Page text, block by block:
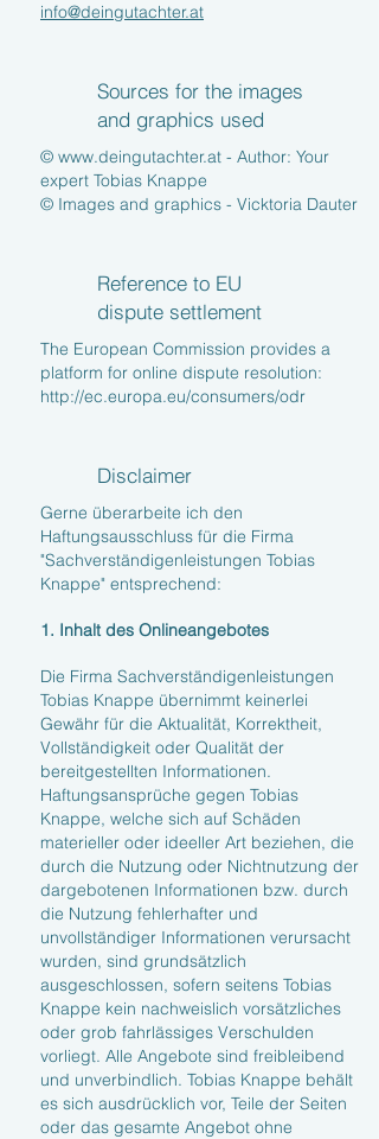
info@deingutachter.at
Sources for the images
and graphics used
© www.deingutachter.at - Author: Your
expert Tobias Knappe
© Images and graphics - Vicktoria Dauter
Reference to EU
dispute settlement
The European Commission provides a
platform for online dispute resolution:
http://ec.europa.eu/consumers/odr
Disclaimer
Gerne überarbeite ich den
Haftungsausschluss für die Firma
"Sachverständigenleistungen Tobias
Knappe" entsprechend:
1. Inhalt des Onlineangebotes
Die Firma Sachverständigenleistungen
Tobias Knappe übernimmt keinerlei
Gewähr für die Aktualität, Korrektheit,
Vollständigkeit oder Qualität der
bereitgestellten Informationen.
Haftungsansprüche gegen Tobias
Knappe, welche sich auf Schäden
materieller oder ideeller Art beziehen, die
durch die Nutzung oder Nichtnutzung der
dargebotenen Informationen bzw. durch
die Nutzung fehlerhafter und
unvollständiger Informationen verursacht
wurden, sind grundsätzlich
ausgeschlossen, sofern seitens Tobias
Knappe kein nachweislich vorsätzliches
oder grob fahrlässiges Verschulden
vorliegt. Alle Angebote sind freibleibend
und unverbindlich. Tobias Knappe behält
es sich ausdrücklich vor, Teile der Seiten
oder das gesamte Angebot ohne